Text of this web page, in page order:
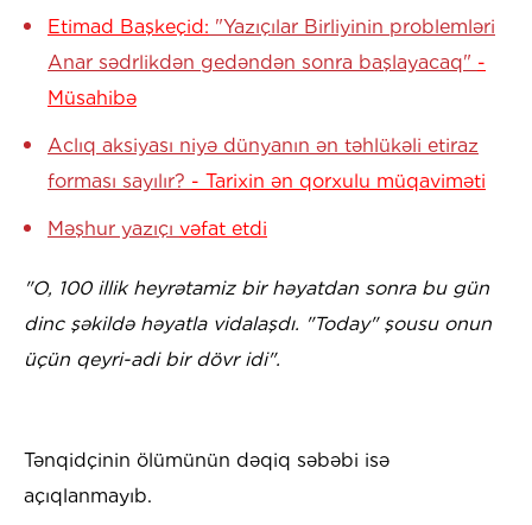
Etimad Başkeçid: "Yazıçılar Birliyinin problemləri
Anar sədrlikdən gedəndən sonra başlayacaq" -
Müsahibə
Aclıq aksiyası niyə dünyanın ən təhlükəli etiraz
forması sayılır? - Tarixin ən qorxulu müqaviməti
Məşhur yazıçı vəfat etdi
​"O, 100 illik heyrətamiz bir həyatdan sonra bu gün
dinc şəkildə həyatla vidalaşdı. "Today" şousu onun
üçün qeyri-adi bir dövr idi".
Tənqidçinin ölümünün dəqiq səbəbi isə
açıqlanmayıb.